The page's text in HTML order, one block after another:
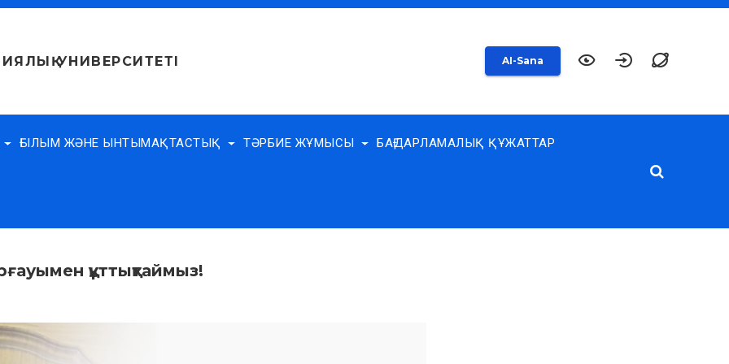
УНИВЕРСИТЕТІ
AI-Sana
ҒЫЛЫМ ЖӘНЕ ЫНТЫМАҚТАСТЫҚ ТӘРБИЕ ЖҰМЫСЫ БАҒДАРЛАМАЛЫҚ ҚҰЖАТТАР
құттықтаймыз!